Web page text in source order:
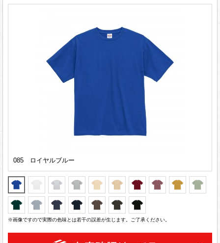
085 ロイヤルブルー
※画像ですので実際の色味とは若干の誤差が生じます。ご了承ください。